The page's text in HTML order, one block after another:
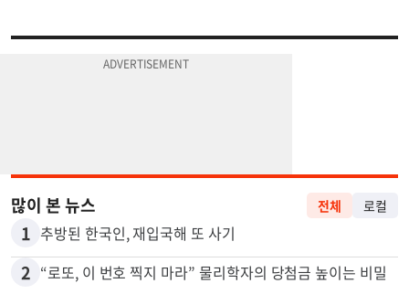
1 추방된 한국인, 재입국해 또 사기